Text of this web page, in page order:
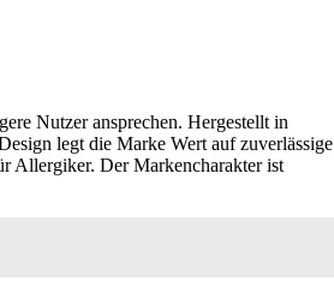
Nutzer ansprechen. Hergestellt in
legt die Marke Wert auf zuverlässige
Allergiker. Der Markencharakter ist